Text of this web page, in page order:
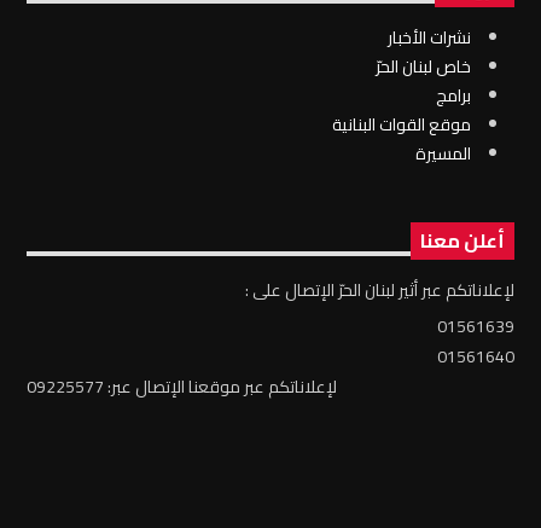
نشرات الأخبار
خاص لبنان الحرّ
برامج
موقع القوات البنانية
المسيرة
أعلن معنا
لإعلاناتكم عبر أثير لبنان الحرّ الإتصال على :
01561639
01561640
لإعلاناتكم عبر موقعنا الإتصال عبر: 09225577